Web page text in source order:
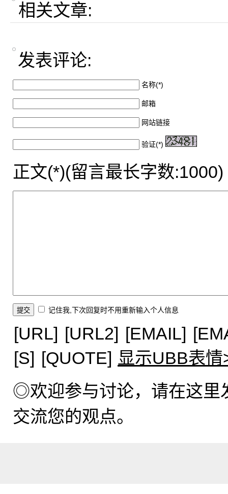
相关文章:
发表评论:
名称(*)
邮箱
网站链接
验证(*)
正文(*)(留言最长字数:1000)
记住我,下次回复时不用重新输入个人信息
[URL] [URL2] [EMAIL]
[S] [QUOTE] 显示UBB表情
◎欢迎参与讨论，请在这里
交流您的观点。